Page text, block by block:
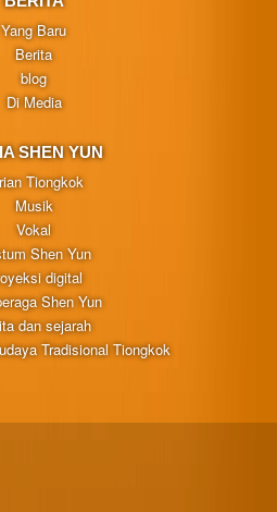
Yang Baru
Berita
blog
Di Media
SHEN YUN
Tiongkok
Musik
Vokal
Shen Yun
digital
Shen Yun
dan sejarah
Tradisional Tiongkok